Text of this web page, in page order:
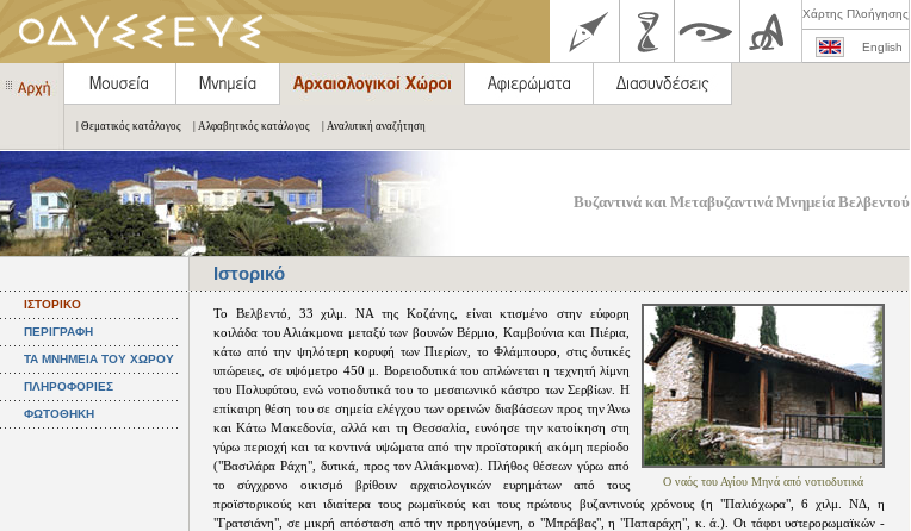
Χάρτης Πλοήγησης
English
| Θεματικός κατάλογος | Αλφαβητικός κατάλογος | Αναλυτική αναζήτηση
Βυζαντινά και Μεταβυζαντινά Μνημεία Βελβεντού
Ιστορικό
ΙΣΤΟΡΙΚΟ
ΠΕΡΙΓΡΑΦΗ
ΤΑ ΜΝΗΜΕΙΑ ΤΟΥ ΧΩΡΟΥ
ΠΛΗΡΟΦΟΡΙΕΣ
ΦΩΤΟΘΗΚΗ
Ο ναός του Αγίου Μηνά από νοτιοδυτικά
Το Βελβεντό, 33 χιλμ. ΝΑ της Κοζάνης, είναι κτισμένο στην εύφορη
κοιλάδα του Αλιάκμονα μεταξύ των βουνών Βέρμιο, Καμβούνια και Πιέρια,
κάτω από την ψηλότερη κορυφή των Πιερίων, το Φλάμπουρο, στις δυτικές
υπώρειες, σε υψόμετρο 450 μ. Βορειοδυτικά του απλώνεται η τεχνητή λίμνη
του Πολυφύτου, ενώ νοτιοδυτικά του το μεσαιωνικό κάστρο των Σερβίων. Η
επίκαιρη θέση του σε σημεία ελέγχου των ορεινών διαβάσεων προς την Άνω
και Κάτω Μακεδονία, αλλά και τη Θεσσαλία, ευνόησε την κατοίκηση στη
γύρω περιοχή και τα κοντινά υψώματα από την προϊστορική ακόμη περίοδο
("Βασιλάρα Ράχη", δυτικά, προς τον Αλιάκμονα). Πλήθος θέσεων γύρω από
το σύγχρονο οικισμό βρίθουν αρχαιολογικών ευρημάτων από τους
προϊστορικούς και ιδιαίτερα τους ρωμαϊκούς και τους πρώτους βυζαντινούς χρόνους (η "Παλιόχωρα", 6 χιλμ. ΝΔ, η
"Γρατσιάνη", σε μικρή απόσταση από την προηγούμενη, ο "Μπράβας", η "Παπαράχη", κ. ά.). Οι τάφοι υστερορωμαϊκών -